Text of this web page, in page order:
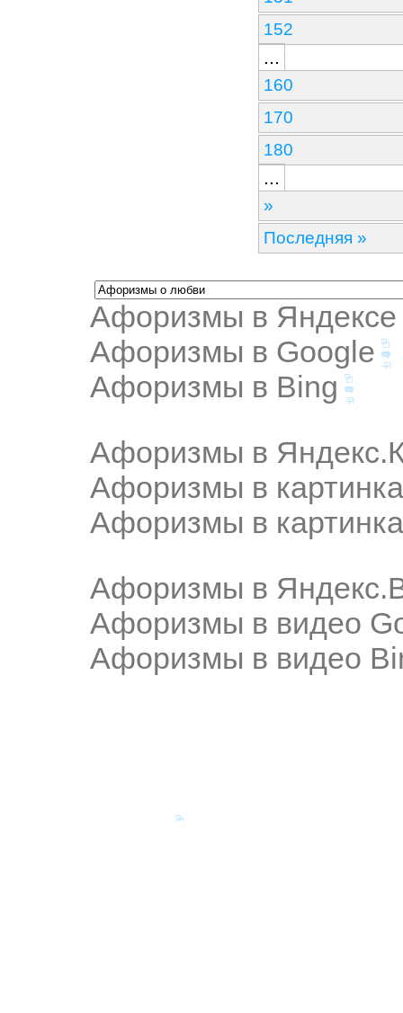
152
...
160
170
180
...
»
Последняя »
Афоризмы в Яндексе
Афоризмы в Google
Афоризмы в Bing
Афоризмы в
Афоризмы в
Афоризмы в
Афоризмы в
Афоризмы в видео
Афоризмы в видео